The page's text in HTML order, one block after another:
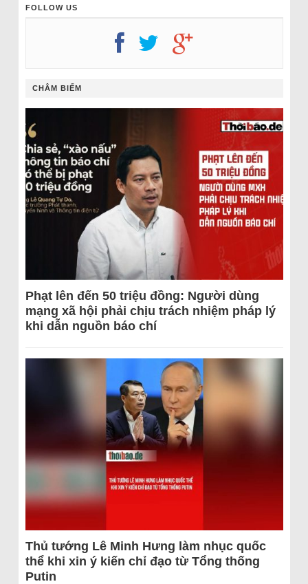
FOLLOW US
CHÂM BIẾM
Phạt lên đến 50 triệu đồng: Người dùng
mạng xã hội phải chịu trách nhiệm pháp lý
khi dẫn nguồn báo chí
Thủ tướng Lê Minh Hưng làm nhục quốc
thể khi xin ý kiến chỉ đạo từ Tổng thống
Putin